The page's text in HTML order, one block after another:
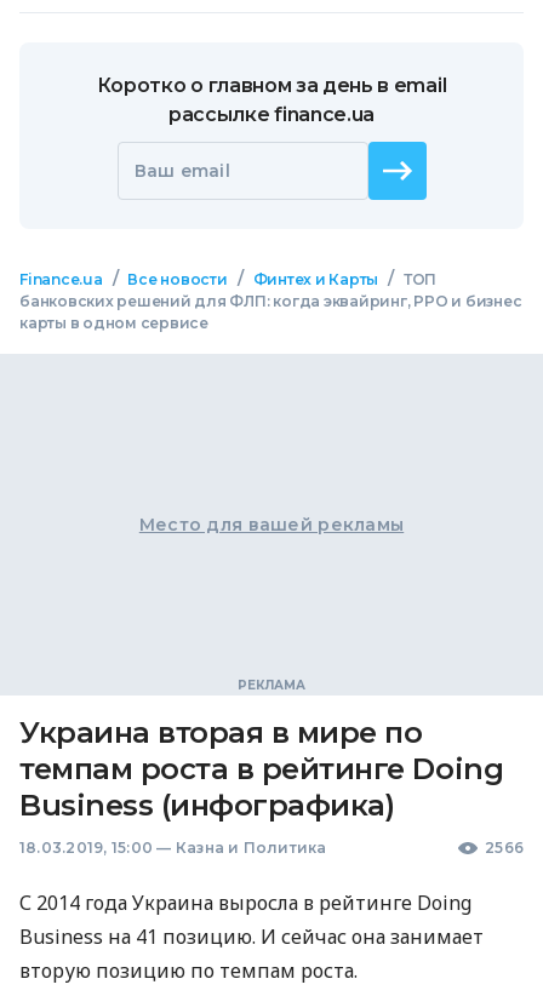
Коротко о главном за день в email
рассылке finance.ua
Ваш email
Finance.ua / Все новости / Финтех и Карты / ТОП
банковских решений для ФЛП: когда эквайринг, РРО и бизнес
карты в одном сервисе
Место для вашей рекламы
Украина вторая в мире по
темпам роста в рейтинге Doing
Business (инфографика)
18.03.2019, 15:00 — Казна и Политика 2566
С 2014 года Украина выросла в рейтинге Doing
Business на 41 позицию. И сейчас она занимает
вторую позицию по темпам роста.